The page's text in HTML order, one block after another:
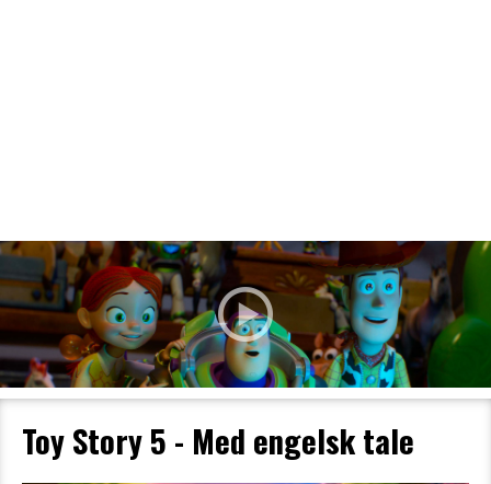
Toy Story 5 - Med engelsk tale